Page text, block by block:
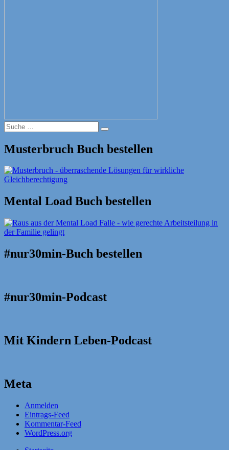
Suche
nach:
Suche
Musterbruch Buch bestellen
Mental Load Buch bestellen
#nur30min-Buch bestellen
#nur30min-Podcast
Mit Kindern Leben-Podcast
Meta
Anmelden
Eintrags-Feed
Kommentar-Feed
WordPress.org